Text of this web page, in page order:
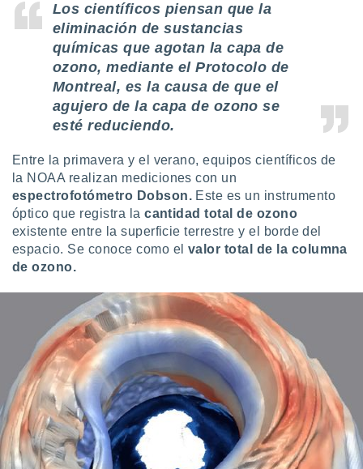
Los científicos piensan que la
eliminación de sustancias
químicas que agotan la capa de
ozono, mediante el Protocolo de
Montreal, es la causa de que el
agujero de la capa de ozono se
esté reduciendo.
Entre la primavera y el verano, equipos científicos de
la NOAA realizan mediciones con un
espectrofotómetro Dobson. Este es un instrumento
óptico que registra lacantidad total de ozono
existente entre la superficie terrestre y el borde del
espacio. Se conoce como el valor total de la columna
de ozono.